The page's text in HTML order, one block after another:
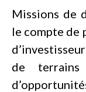
Missions de
le compte de
de